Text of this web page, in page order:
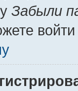
Забыли